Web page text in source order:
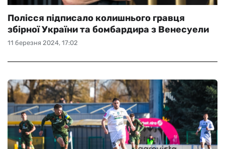
11 березня 2024, 17:02
Полісся підписало колишнього гравця
збірної України та бомбардира з Венесуели